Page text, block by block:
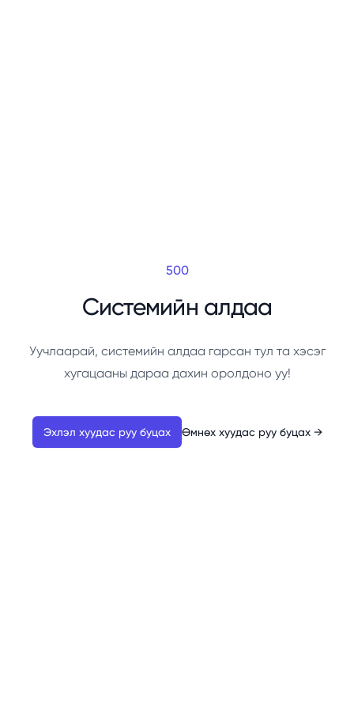
500
Системийн алдаа
Уучлаарай, системийн алдаа гарсан тул та хэсэг
хугацааны дараа дахин оролдоно уу!
Эхлэл хуудас руу буцах Өмнөх хуудас руу буцах →